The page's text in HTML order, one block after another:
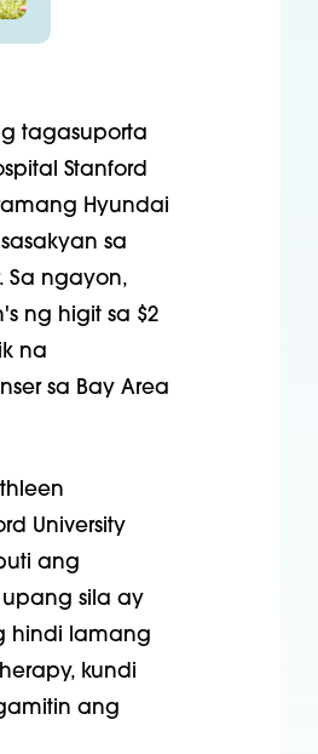
tagasuporta
Stanford
Hyundai
sa
Sa ngayon,
ng higit sa $2
na
sa Bay Area
University
ang
sila ay
hindi lamang
kundi
ang